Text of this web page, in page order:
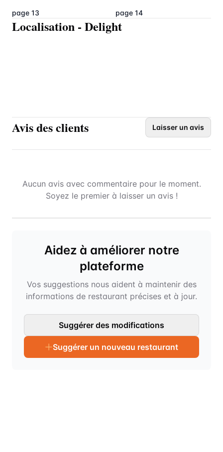
page 13 page 14
Localisation - Delight
Avis des clients Laisser un avis
Aucun avis avec commentaire pour le moment.
Soyez le premier à laisser un avis !
Aidez à améliorer notre
plateforme
Vos suggestions nous aident à maintenir des
informations de restaurant précises et à jour.
Suggérer des modifications
Suggérer un nouveau restaurant